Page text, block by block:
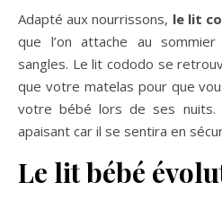
Adapté aux nourrissons, le lit
que l’on attache au
sangles. Le lit cododo se
que votre matelas pour que
votre bébé lors de ses nuits.
apaisant car il se sentira en
Le lit bébé